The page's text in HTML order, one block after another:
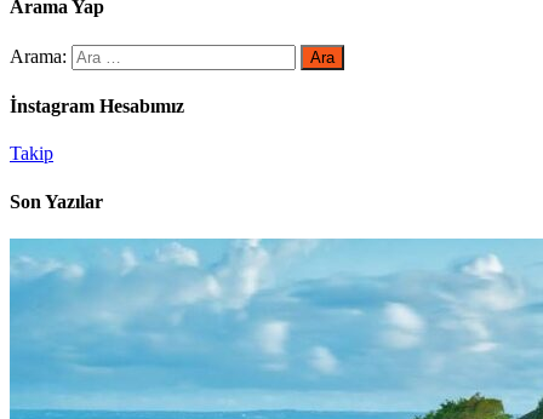
Arama Yap
Arama:
İnstagram Hesabımız
Takip
Son Yazılar